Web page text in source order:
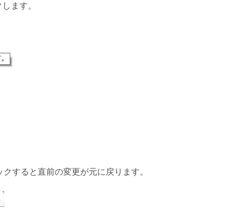
ます。
すると直前の変更が元に戻ります。